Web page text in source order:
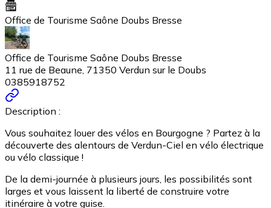
Office de Tourisme Saône Doubs Bresse
Office de Tourisme Saône Doubs Bresse
11 rue de Beaune, 71350 Verdun sur le Doubs
0385918752
Description :
Vous souhaitez louer des vélos en Bourgogne ? Partez à la
découverte des alentours de Verdun-Ciel en vélo électrique
ou vélo classique !
De la demi-journée à plusieurs jours, les possibilités sont
larges et vous laissent la liberté de construire votre
itinéraire à votre guise.